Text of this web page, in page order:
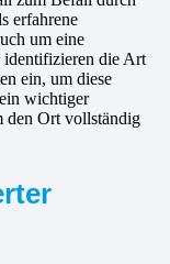
erfahrene
um eine
identifizieren die Art
ein, um diese
wichtiger
den Ort vollständig